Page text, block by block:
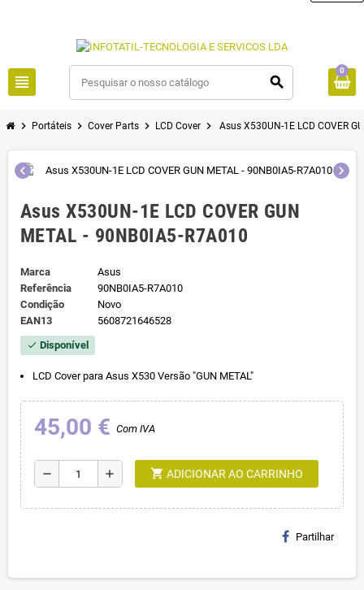
view_headline search
0
chevron_right Portáteis chevron_right Cover Parts chevron_right LCD Cover chevron_right Asus X530UN-1E LCD COVER
chevron_left chevron_right
Asus X530UN-1E LCD COVER GUN
METAL - 90NB0IA5-R7A010
Marca
Asus
Referência
90NB0IA5-R7A010
Condição
Novo
EAN13
5608721646528
check Disponível
LCD Cover para Asus X530 Versão "GUN METAL"
45,00 € Com IVA
remove add shopping_cart ADICIONAR AO CARRINHO
Partilhar